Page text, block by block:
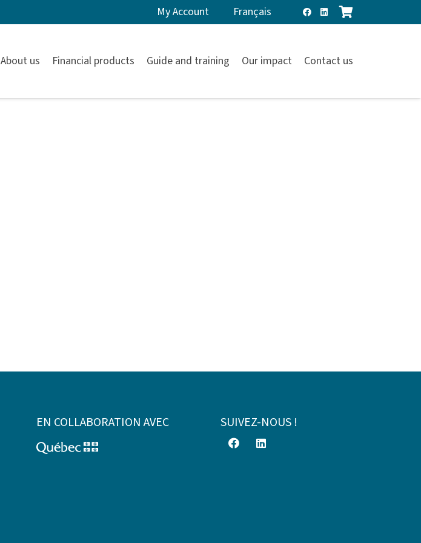
My Account Français
About us Financial products Guide and training Our impact Contact us
EN COLLABORATION AVEC SUIVEZ-NOUS !